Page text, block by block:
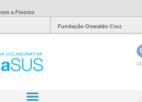
a Fiocruz
Fundação Oswaldo Cruz